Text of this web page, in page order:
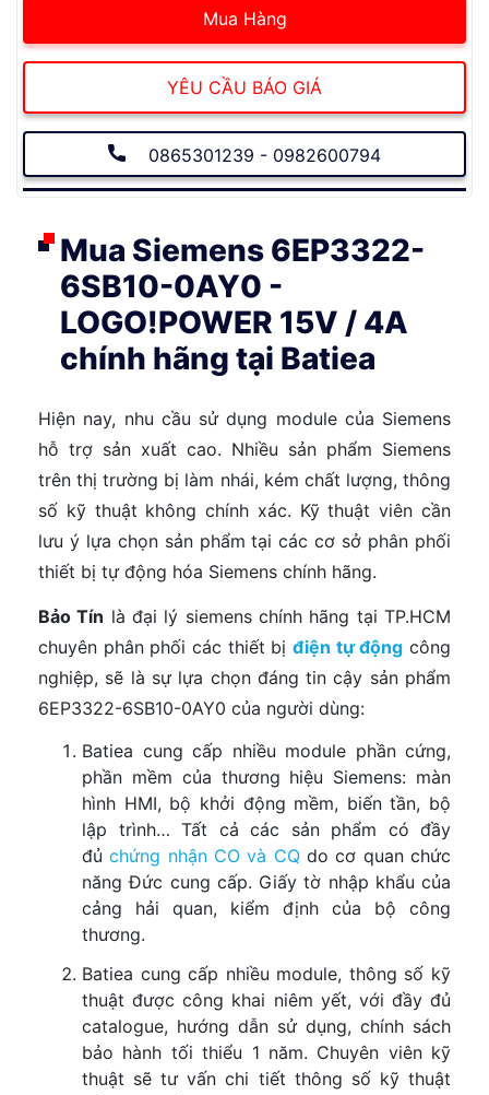
Mua Hàng
YÊU CẦU BÁO GIÁ
0865301239 - 0982600794
Mua Siemens 6EP3322-
6SB10-0AY0 -
LOGO!POWER 15V / 4A
chính hãng tại Batiea
Hiện nay, nhu cầu sử dụng module của Siemens
hỗ trợ sản xuất cao. Nhiều sản phẩm Siemens
trên thị trường bị làm nhái, kém chất lượng, thông
số kỹ thuật không chính xác. Kỹ thuật viên cần
lưu ý lựa chọn sản phẩm tại các cơ sở phân phối
thiết bị tự động hóa Siemens chính hãng.
Bảo Tín là đại lý siemens chính hãng tại TP.HCM
chuyên phân phối các thiết bị điện tự động công
nghiệp, sẽ là sự lựa chọn đáng tin cậy sản phẩm
6EP3322-6SB10-0AY0 của người dùng:
Batiea cung cấp nhiều module phần cứng,
phần mềm của thương hiệu Siemens: màn
hình HMI, bộ khởi động mềm, biến tần, bộ
lập trình… Tất cả các sản phẩm có đầy
đủchứng nhận CO và CQdo cơ quan chức
năng Đức cung cấp. Giấy tờ nhập khẩu của
cảng hải quan, kiểm định của bộ công
thương.
Batiea cung cấp nhiều module, thông số kỹ
thuật được công khai niêm yết, với đầy đủ
catalogue, hướng dẫn sử dụng, chính sách
bảo hành tối thiểu 1 năm. Chuyên viên kỹ
thuật sẽ tư vấn chi tiết thông số kỹ thuật